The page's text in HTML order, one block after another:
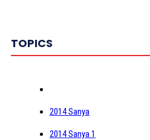
TOPICS
2014 Sanya
2014 Sanya 1